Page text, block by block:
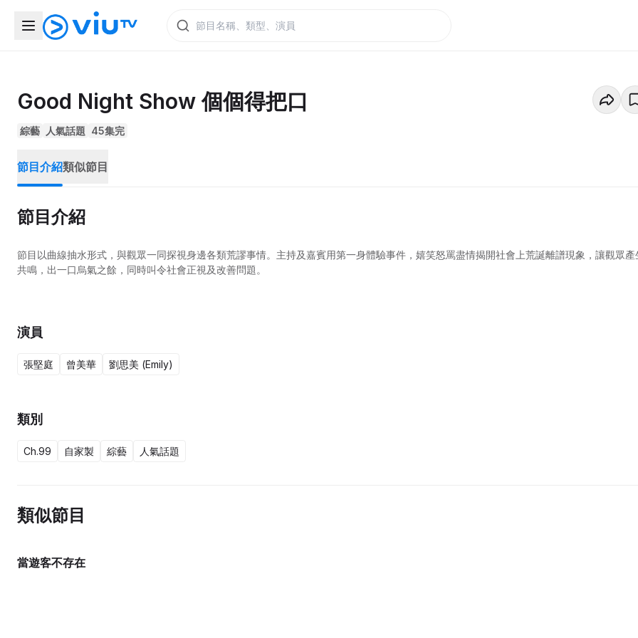
Good Night Show 個個得把口
綜藝 人氣話題 45集完
節目介紹類似節目
節目介紹
節目以曲線抽水形式，與觀眾一同探視身邊各類荒謬事情。主持及嘉賓用第一身體驗事件，嬉笑怒罵盡情揭開社會上荒誕離譜現象，讓觀眾產
共鳴，出一口烏氣之餘，同時叫令社會正視及改善問題。
演員
張堅庭 曾美華 劉思美 (Emily)
類別
Ch.99 自家製 綜藝 人氣話題
類似節目
當遊客不存在